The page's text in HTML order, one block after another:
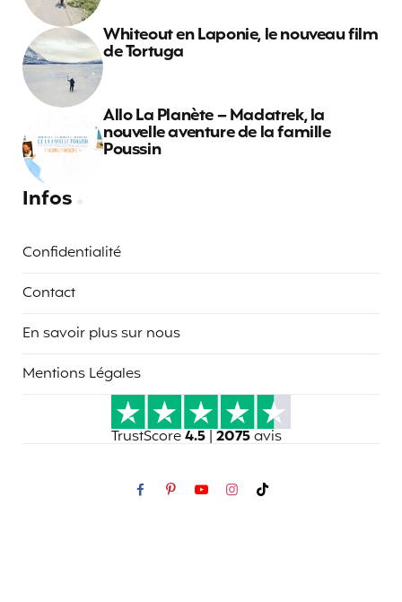
Whiteout en Laponie, le nouveau film
de Tortuga
Allo La Planète – Madatrek, la
nouvelle aventure de la famille
Poussin
Infos
Confidentialité
Contact
En savoir plus sur nous
Mentions Légales
TrustScore4.5 | 2075avis